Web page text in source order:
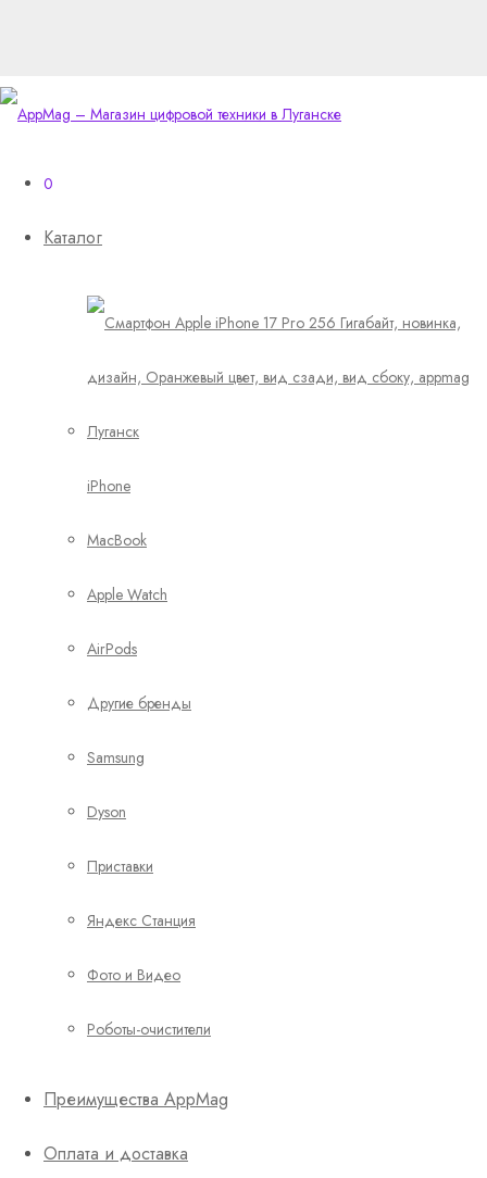
0
Каталог
iPhone
MacBook
Apple Watch
AirPods
Другие бренды
Samsung
Dyson
Приставки
Яндекс Станция
Фото и Видео
Роботы-очистители
Преимущества AppMag
Оплата и доставка